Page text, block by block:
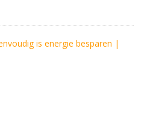
is energie besparen |